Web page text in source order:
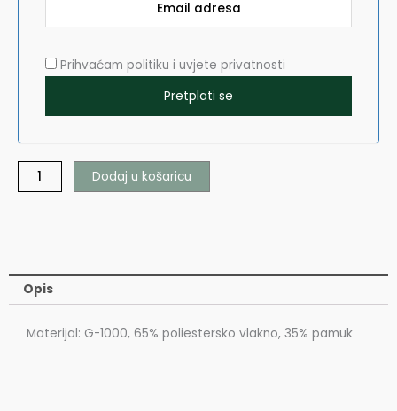
Prihvaćam politiku i uvjete privatnosti
Dodaj u košaricu
Opis
Materijal: G-1000, 65% poliestersko vlakno, 35% pamuk